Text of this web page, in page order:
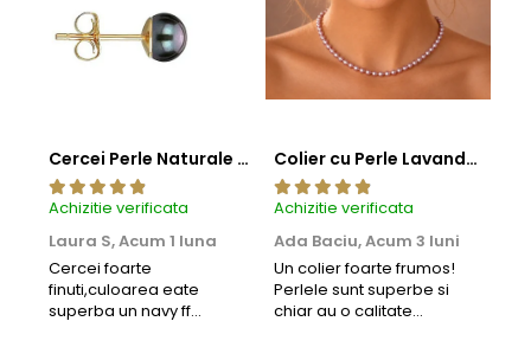
Cercei Perle Naturale Negre 5-6 mm, Buton AAA, Aur 14K (aur 585), Tip Șurub | KASKADDA®
Achizitie verificata
Laura S,Acum 1 luna
Cercei foarte
finuti,culoarea eate
superba un navy ff
Colier cu Perle Lavanda la Baza Gatului, de 4-5 mm, Perle Rare, Calitate AAA+, Aur 14K | KASKADDA®
Achizitie verificata
Ada Baciu,Acum 3 luni
Un colier foarte frumos!
Perlele sunt superbe si
chiar au o calitate